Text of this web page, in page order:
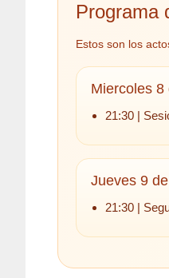
Programa
Estos son los
Miercoles 8
21:30 |
Jueves 9
21:30 |